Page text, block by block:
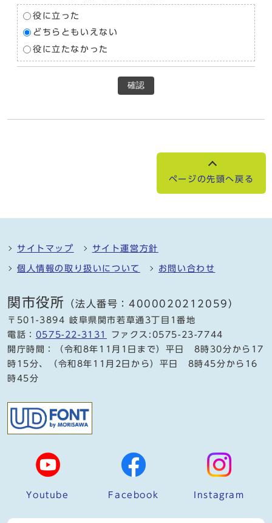
役に立った
どちらともいえない
役に立たなかった
確認
ページの先頭へ戻る
サイトマップ サイト運営方針
個人情報の取り扱いについて お問い合わせ
関市役所 （法人番号：4000020212059）
〒501-3894 岐阜県関市若草通3丁目1番地
電話： 0575-22-3131
ファクス:0575-23-7744
開庁時間：（令和8年11月1日まで）平日 8時30分から17
時15分、（令和8年11月2日から）平日 8時45分から16
時45分
Youtube Facebook Instagram